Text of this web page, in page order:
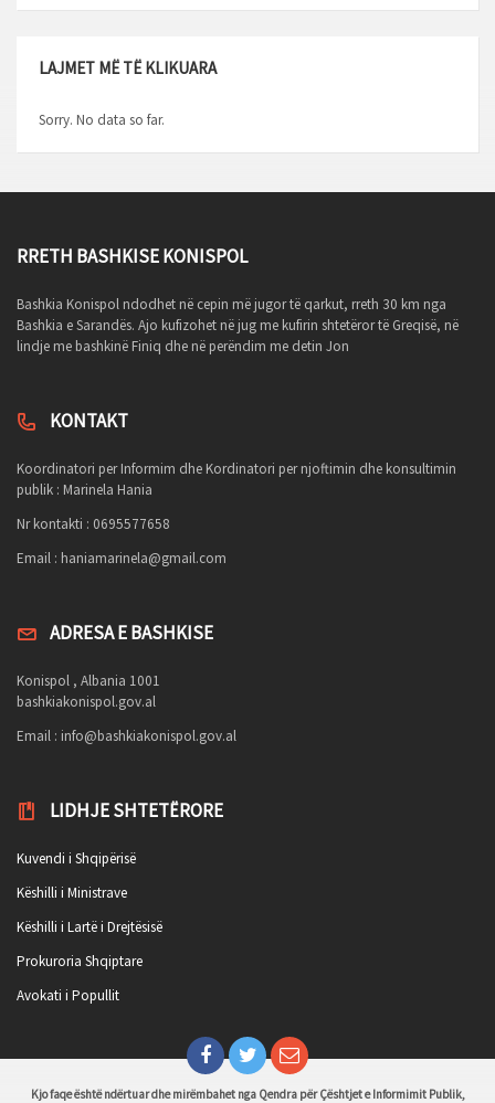
LAJMET MË TË KLIKUARA
Sorry. No data so far.
RRETH BASHKISE KONISPOL
Bashkia Konispol ndodhet në cepin më jugor të qarkut, rreth 30 km nga
Bashkia e Sarandës. Ajo kufizohet në jug me kufirin shtetëror të Greqisë, në
lindje me bashkinë Finiq dhe në perëndim me detin Jon
KONTAKT
Koordinatori per Informim dhe Kordinatori per njoftimin dhe konsultimin
publik : Marinela Hania
Nr kontakti : 0695577658
Email : haniamarinela@gmail.com
ADRESA E BASHKISE
Konispol , Albania 1001
bashkiakonispol.gov.al
Email : info@bashkiakonispol.gov.al
LIDHJE SHTETËRORE
Kuvendi i Shqipërisë
Këshilli i Ministrave
Këshilli i Lartë i Drejtësisë
Prokuroria Shqiptare
Avokati i Popullit
Kjo faqe është ndërtuar dhe mirëmbahet nga Qendra për Çështjet e Informimit Publik,